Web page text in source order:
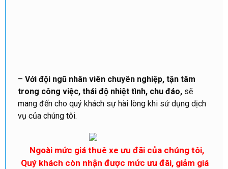
– Với đội ngũ nhân viên chuyên nghiệp, tận tâm
trong công việc, thái độ nhiệt tình, chu đáo, sẽ
mang đến cho quý khách sự hài lòng khi sử dụng dịch
vụ của chúng tôi.
Ngoài mức giá thuê xe ưu đãi của chúng tôi,
Quý khách còn nhận được mức ưu đãi, giảm giá